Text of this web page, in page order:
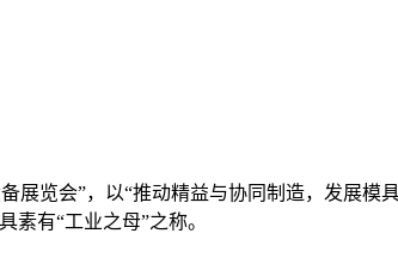
览会”，以“推动精益与协同制造，发展模
素有“工业之母”之称。